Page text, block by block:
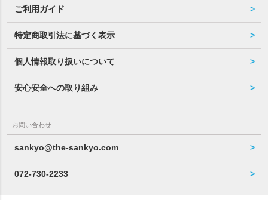
ご利用ガイド
特定商取引法に基づく表示
個人情報取り扱いについて
安心安全への取り組み
お問い合わせ
sankyo@the-sankyo.com
072-730-2233